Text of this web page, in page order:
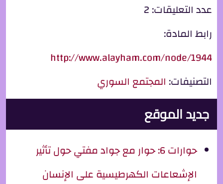
عدد التعليقات:2
رابط المادة:
http://www.alayham.com/node/1944
التصنيفات: المجتمع السوري
جديد الموقع
حوارات 6: حوار مع جواد مفتي حول تأثير
الإشعاعات الكهرطيسية على الإنسان